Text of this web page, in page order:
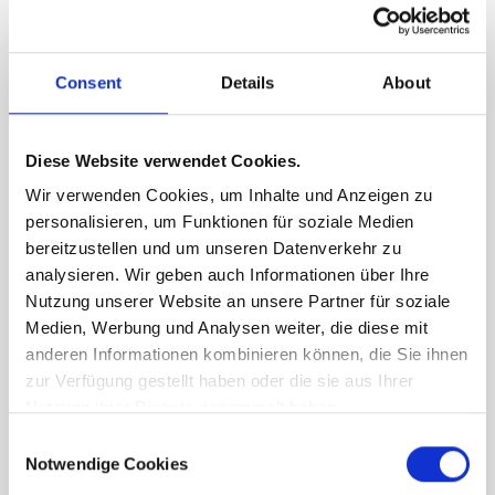
Consent Details About
Diese Website verwendet Cookies.
Wir verwenden Cookies, um Inhalte und Anzeigen zu
personalisieren, um Funktionen für soziale Medien
bereitzustellen und um unseren Datenverkehr zu
analysieren. Wir geben auch Informationen über Ihre
Nutzung unserer Website an unsere Partner für soziale
Medien, Werbung und Analysen weiter, die diese mit
anderen Informationen kombinieren können, die Sie ihnen
zur Verfügung gestellt haben oder die sie aus Ihrer
Selection
Notwendige Cookies